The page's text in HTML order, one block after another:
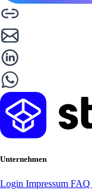
Unternehmen
Login Impressum FAQ